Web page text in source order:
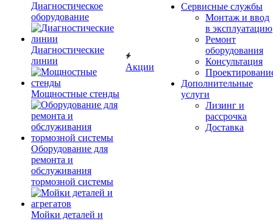
Диагностическое
оборудование
Диагностические
линии
Мощностные стенды
Оборудование для
ремонта и
обслуживания
тормозной системы
Мойки деталей и
Акции
Сервисные службы
Монтаж и ввод
в эксплуатацию
Ремонт
оборудования
Консультация
Дополнительные
услуги
Лизинг и
рассрочка
Доставка